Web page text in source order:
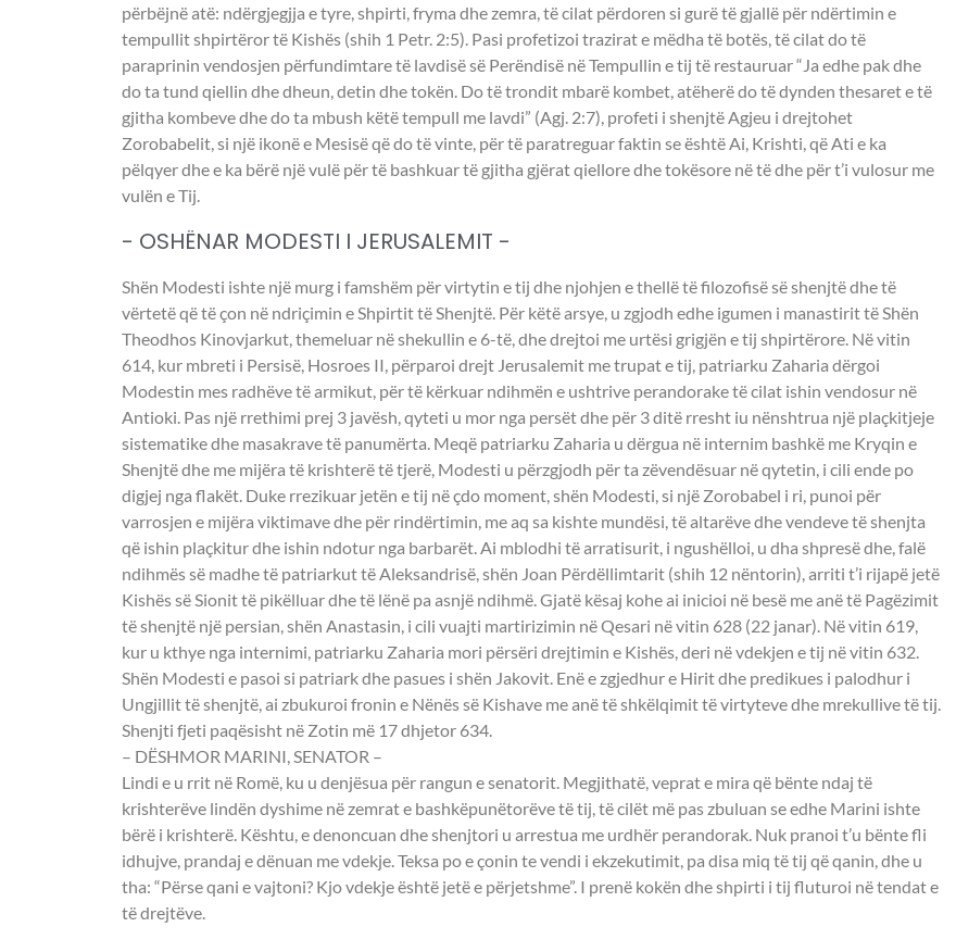
përbëjnë atë: ndërgjegjja e tyre, shpirti, fryma dhe zemra, të cilat përdoren si gurë të gjallë për ndërtimin e
tempullit shpirtëror të Kishës (shih 1 Petr. 2:5). Pasi profetizoi trazirat e mëdha të botës, të cilat do të
paraprinin vendosjen përfundimtare të lavdisë së Perëndisë në Tempullin e tij të restauruar “Ja edhe pak dhe
do ta tund qiellin dhe dheun, detin dhe tokën. Do të trondit mbarë kombet, atëherë do të dynden thesaret e të
gjitha kombeve dhe do ta mbush këtë tempull me lavdi” (Agj. 2:7), profeti i shenjtë Agjeu i drejtohet
Zorobabelit, si një ikonë e Mesisë që do të vinte, për të paratreguar faktin se është Ai, Krishti, që Ati e ka
pëlqyer dhe e ka bërë një vulë për të bashkuar të gjitha gjërat qiellore dhe tokësore në të dhe për t’i vulosur me
vulën e Tij.
- OSHËNAR MODESTI I JERUSALEMIT -
Shën Modesti ishte një murg i famshëm për virtytin e tij dhe njohjen e thellë të filozofisë së shenjtë dhe të
vërtetë që të çon në ndriçimin e Shpirtit të Shenjtë. Për këtë arsye, u zgjodh edhe igumen i manastirit të Shën
Theodhos Kinovjarkut, themeluar në shekullin e 6-të, dhe drejtoi me urtësi grigjën e tij shpirtërore. Në vitin
614, kur mbreti i Persisë, Hosroes II, përparoi drejt Jerusalemit me trupat e tij, patriarku Zaharia dërgoi
Modestin mes radhëve të armikut, për të kërkuar ndihmën e ushtrive perandorake të cilat ishin vendosur në
Antioki. Pas një rrethimi prej 3 javësh, qyteti u mor nga persët dhe për 3 ditë rresht iu nënshtrua një plaçkitjeje
sistematike dhe masakrave të panumërta. Meqë patriarku Zaharia u dërgua në internim bashkë me Kryqin e
Shenjtë dhe me mijëra të krishterë të tjerë, Modesti u përzgjodh për ta zëvendësuar në qytetin, i cili ende po
digjej nga flakët. Duke rrezikuar jetën e tij në çdo moment, shën Modesti, si një Zorobabel i ri, punoi për
varrosjen e mijëra viktimave dhe për rindërtimin, me aq sa kishte mundësi, të altarëve dhe vendeve të shenjta
që ishin plaçkitur dhe ishin ndotur nga barbarët. Ai mblodhi të arratisurit, i ngushëlloi, u dha shpresë dhe, falë
ndihmës së madhe të patriarkut të Aleksandrisë, shën Joan Përdëllimtarit (shih 12 nëntorin), arriti t’i rijapë jetë
Kishës së Sionit të pikëlluar dhe të lënë pa asnjë ndihmë. Gjatë kësaj kohe ai inicioi në besë me anë të Pagëzimit
të shenjtë një persian, shën Anastasin, i cili vuajti martirizimin në Qesari në vitin 628 (22 janar). Në vitin 619,
kur u kthye nga internimi, patriarku Zaharia mori përsëri drejtimin e Kishës, deri në vdekjen e tij në vitin 632.
Shën Modesti e pasoi si patriark dhe pasues i shën Jakovit. Enë e zgjedhur e Hirit dhe predikues i palodhur i
Ungjillit të shenjtë, ai zbukuroi fronin e Nënës së Kishave me anë të shkëlqimit të virtyteve dhe mrekullive të tij.
Shenjti fjeti paqësisht në Zotin më 17 dhjetor 634.
– DËSHMOR MARINI, SENATOR –
Lindi e u rrit në Romë, ku u denjësua për rangun e senatorit. Megjithatë, veprat e mira që bënte ndaj të
krishterëve lindën dyshime në zemrat e bashkëpunëtorëve të tij, të cilët më pas zbuluan se edhe Marini ishte
bërë i krishterë. Kështu, e denoncuan dhe shenjtori u arrestua me urdhër perandorak. Nuk pranoi t’u bënte fli
idhujve, prandaj e dënuan me vdekje. Teksa po e çonin te vendi i ekzekutimit, pa disa miq të tij që qanin, dhe u
tha: “Përse qani e vajtoni? Kjo vdekje është jetë e përjetshme”. I prenë kokën dhe shpirti i tij fluturoi në tendat e
të drejtëve.